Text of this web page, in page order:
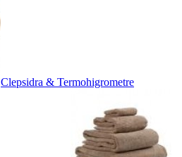
Clepsidra & Termohigrometre